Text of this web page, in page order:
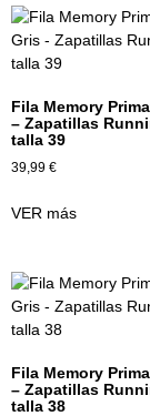
Fila Memory
– Zapatillas
talla 39
39,99 €
VER más
Fila Memory
– Zapatillas
talla 38